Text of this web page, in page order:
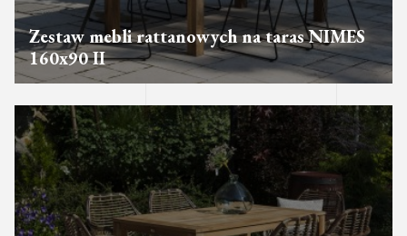
Zestaw mebli rattanowych na taras NIMES
160x90 II